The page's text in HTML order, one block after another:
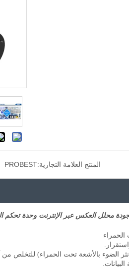
المنتج العلامة التجارية:PROBEST
الحمراء